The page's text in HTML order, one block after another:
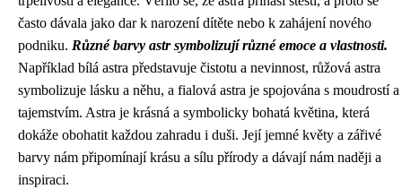
často dávala jako dar k narození dítěte nebo k zahájení nového
podniku. Různé barvy astr symbolizují různé emoce a vlastnosti.
Například bílá astra představuje čistotu a nevinnost, růžová astra
symbolizuje lásku a něhu, a fialová astra je spojována s moudrostí a
tajemstvím. Astra je krásná a symbolicky bohatá květina, která
dokáže obohatit každou zahradu i duši. Její jemné květy a zářivé
barvy nám připomínají krásu a sílu přírody a dávají nám naději a
inspiraci.